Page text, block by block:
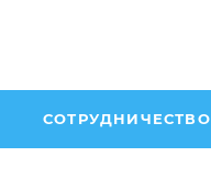
СОТРУДНИЧЕСТВО